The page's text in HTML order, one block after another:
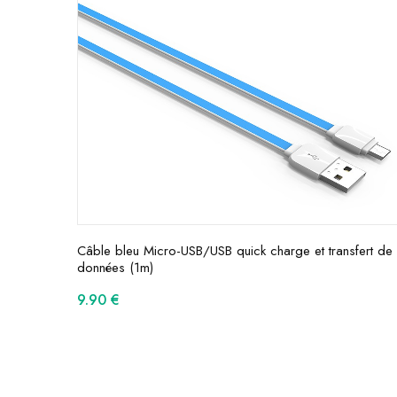
Câble bleu Micro-USB/USB quick charge et transfert de
données (1m)
9.90 €